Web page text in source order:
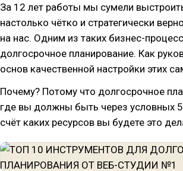
За 12 лет работы мы сумели
настолько чётко и стратегически
на нас. Одним из таких бизнес-
долгосрочное планирование. Как
основ качественной настройки этих
Почему? Потому что долгосрочное
где вы должны быть через условных 5
счёт каких ресурсов вы будете это